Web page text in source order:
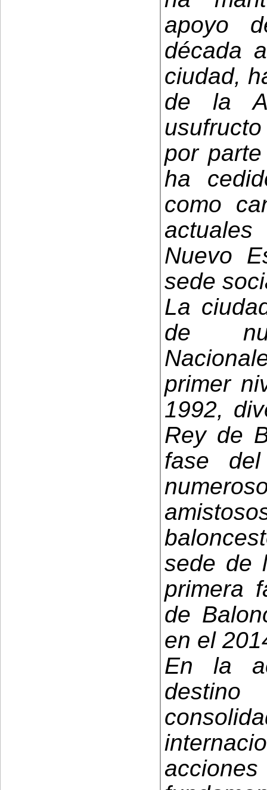
apoyo
década
ciudad,
de la
por
ha
como
Nuevo
sede
La
de
primer
1992,
Rey de
fase
sede de
primera
de
en el
En la